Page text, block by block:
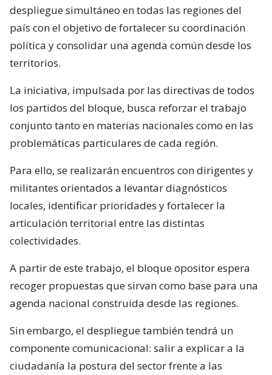
despliegue simultáneo en todas las regiones del
país con el objetivo de fortalecer su coordinación
política y consolidar una agenda común desde los
territorios.
La iniciativa, impulsada por las directivas de todos
los partidos del bloque, busca reforzar el trabajo
conjunto tanto en materias nacionales como en las
problemáticas particulares de cada región.
Para ello, se realizarán encuentros con dirigentes y
militantes orientados a levantar diagnósticos
locales, identificar prioridades y fortalecer la
articulación territorial entre las distintas
colectividades.
A partir de este trabajo, el bloque opositor espera
recoger propuestas que sirvan como base para una
agenda nacional construida desde las regiones.
Sin embargo, el despliegue también tendrá un
componente comunicacional: salir a explicar a la
ciudadanía la postura del sector frente a las